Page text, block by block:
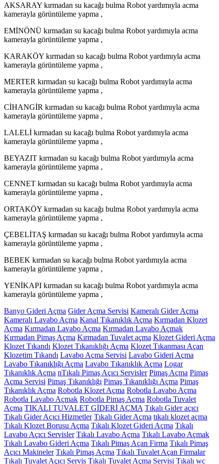
AKSARAY kırmadan su kacağı bulma Robot yardımıyla acma
kamerayla görüntüleme yapma ,
EMİNÖNÜ kırmadan su kacağı bulma Robot yardımıyla acma
kamerayla görüntüleme yapma ,
KARAKÖY kırmadan su kacağı bulma Robot yardımıyla acma
kamerayla görüntüleme yapma ,
MERTER kırmadan su kacağı bulma Robot yardımıyla acma
kamerayla görüntüleme yapma ,
CİHANGİR kırmadan su kacağı bulma Robot yardımıyla acma
kamerayla görüntüleme yapma ,
LALELİ kırmadan su kacağı bulma Robot yardımıyla acma
kamerayla görüntüleme yapma ,
BEYAZIT kırmadan su kacağı bulma Robot yardımıyla acma
kamerayla görüntüleme yapma ,
CENNET kırmadan su kacağı bulma Robot yardımıyla acma
kamerayla görüntüleme yapma ,
ORTAKÖY kırmadan su kacağı bulma Robot yardımıyla acma
kamerayla görüntüleme yapma ,
ÇEBELİTAŞ kırmadan su kacağı bulma Robot yardımıyla acma
kamerayla görüntüleme yapma ,
BEBEK kırmadan su kacağı bulma Robot yardımıyla acma
kamerayla görüntüleme yapma ,
YENİKAPI kırmadan su kacağı bulma Robot yardımıyla acma
kamerayla görüntüleme yapma ,
Banyo Gideri Açma Gider Açma Servisi Kameralı Gider Açma
Kameralı Lavabo Açma Kanal Tıkanıklık Açma Kırmadan Klozet
Açma Kırmadan Lavabo Açma Kırmadan Lavabo Açmak
Kırmadan Pimaş Açma Kırmadan Tuvalet açma Klozet Gideri Açma
Klozet Tıkandı Klozet Tıkanıklığı Açma Klozet Tıkanması Açan
Klozetim Tıkandı Lavabo Açma Servisi Lavabo Gideri Açma
Lavabo Tıkanıklığı Açma Lavabo Tıkanıklık Açma Logar
Tıkanıklık Açma nTıkalı Pimaş Açıcı Servisler Pimaş Açma Pimaş
Açma Servisi Pimaş Tıkanıklığı Pimaş Tıkanıklığı Açma Pimaş
Tıkanıklık Açma Robotla Klozet Açma Robotla Lavabo Açma
Robotla Lavabo Açmak Robotla Pimaş Açma Robotla Tuvalet
Açma TIKALI TUVALET GİDERİ AÇMA Tıkalı Gider açıcı
Tıkalı Gider Açıcı Hizmetler Tıkalı Gider Açma tıkalı klozet açma
Tıkalı Klozet Borusu Açma Tıkalı Klozet Gideri Açma Tıkalı
Lavabo Açıcı Servisler Tıkalı Lavabo Açma Tıkalı Lavabo Açmak
Tıkalı Lavabo Gideri Açma Tıkalı Pimaş Açan Firma Tıkalı Pimaş
Açıcı Makineler Tıkalı Pimaş Açma Tıkalı Tuvalet Açan Firmalar
Tıkalı Tuvalet Açıcı Servis Tıkalı Tuvalet Açma Servisi Tıkalı wc